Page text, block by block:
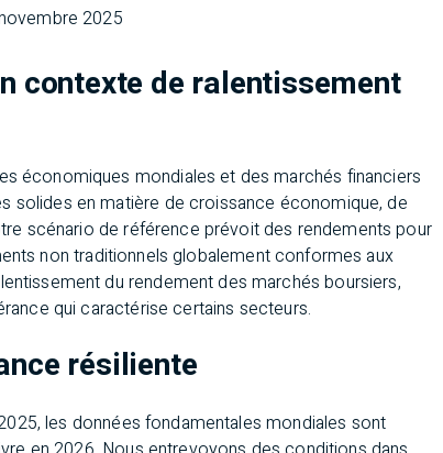
2025
contexte de ralentissement
économiques mondiales et des marchés financiers
solides en matière de croissance économique, de
scénario de référence prévoit des rendements pour
non traditionnels globalement conformes aux
du rendement des marchés boursiers,
qui caractérise certains secteurs.
résiliente
les données fondamentales mondiales sont